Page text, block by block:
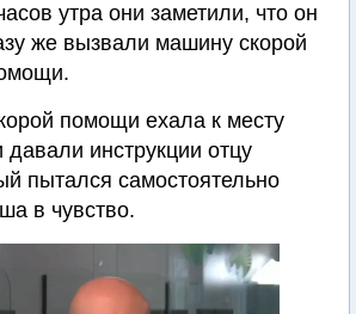
утра они заметили, что он
же вызвали машину скорой
помощи ехала к месту
инструкции отцу
пытался самостоятельно
в чувство.